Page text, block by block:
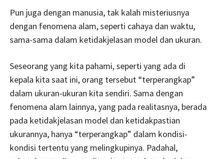
Pun juga dengan manusia, tak kalah misteriusnya
dengan fenomena alam, seperti cahaya dan waktu,
sama-sama dalam ketidakjelasan model dan ukuran.
Seseorang yang kita pahami, seperti yang ada di
kepala kita saat ini, orang tersebut “terperangkap”
dalam ukuran-ukuran kita sendiri. Sama dengan
fenomena alam lainnya, yang pada realitasnya, berada
pada ketidakjelasan model dan ketidakpastian
ukurannya, hanya “terperangkap” dalam kondisi-
kondisi tertentu yang melingkupinya. Padahal,